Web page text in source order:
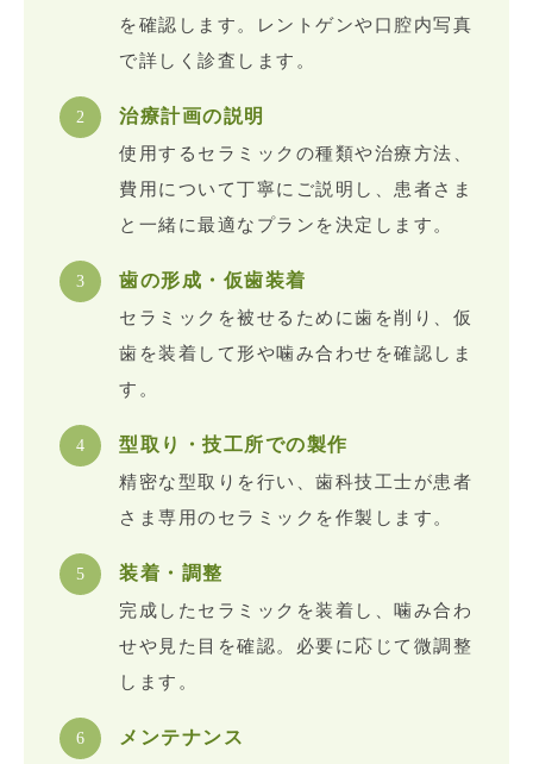
を確認します。レントゲンや口腔内写真
で詳しく診査します。
治療計画の説明
使用するセラミックの種類や治療方法、
費用について丁寧にご説明し、患者さま
と一緒に最適なプランを決定します。
歯の形成・仮歯装着
セラミックを被せるために歯を削り、仮
歯を装着して形や噛み合わせを確認しま
す。
型取り・技工所での製作
精密な型取りを行い、歯科技工士が患者
さま専用のセラミックを作製します。
装着・調整
完成したセラミックを装着し、噛み合わ
せや見た目を確認。必要に応じて微調整
します。
メンテナンス